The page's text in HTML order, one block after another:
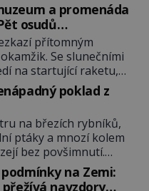
a promenáda
osudů
raketoplánů
přítomným
Se slunečními
na startující raketu,
vesmíru vynést kromě
obyčejnou učitelku.
sekundách všem
stroj totiž
konstrukce není
daňové poplatníky
dolarů. Na druhou
jen představitelné
poklad z
na březích rybníků,
ptáky a mnozí kolem
bez povšimnutí.
rákos pomáhal stavět
lodě, zapisovat první
na Zemi:
navzdory